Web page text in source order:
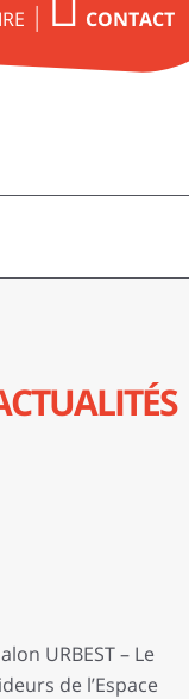
CONTACT
URBEST – Le
de l’Espace